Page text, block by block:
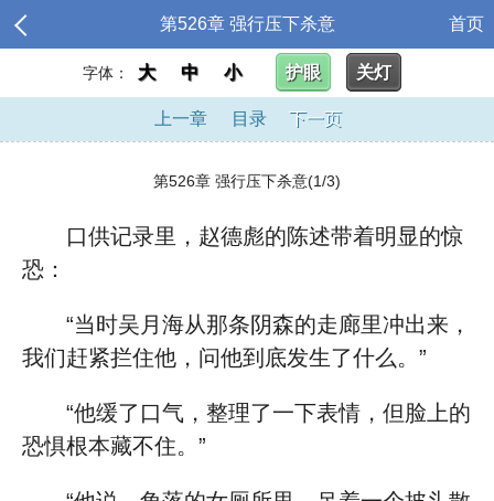
第526章 强行压下杀意 首页
字体： 大 中 小 护眼 关灯
上一章 目录 下一页
第526章 强行压下杀意(1/3)
口供记录里，赵德彪的陈述带着明显的惊
恐：
“当时吴月海从那条阴森的走廊里冲出来，
我们赶紧拦住他，问他到底发生了什么。”
“他缓了口气，整理了一下表情，但脸上的
恐惧根本藏不住。”